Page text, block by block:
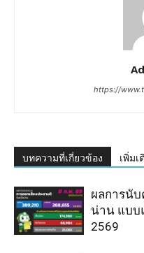
https://
บทความที่เกี่ยวข้อง เพิ่ม
ผลการนับ
น่าน แบบ
2569